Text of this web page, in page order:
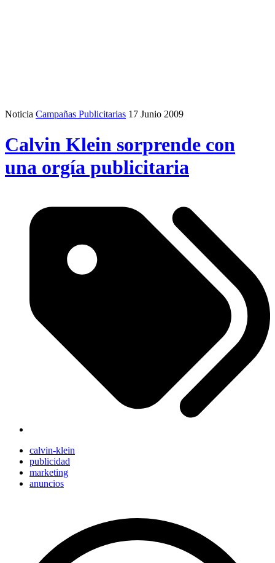
Noticia Campañas Publicitarias 17 Junio 2009
Calvin Klein sorprende con
una orgía publicitaria
calvin-klein
publicidad
marketing
anuncios